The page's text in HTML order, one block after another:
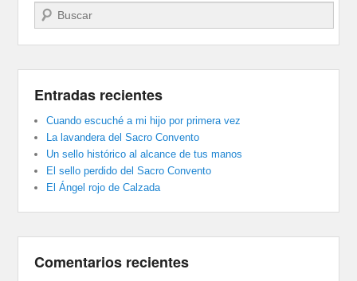
Buscar
Entradas recientes
Cuando escuché a mi hijo por primera vez
La lavandera del Sacro Convento
Un sello histórico al alcance de tus manos
El sello perdido del Sacro Convento
El Ángel rojo de Calzada
Comentarios recientes